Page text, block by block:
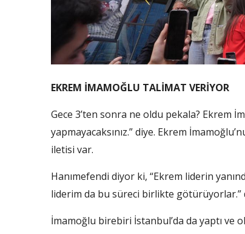
EKREM İMAMOĞLU TALİMAT VERİYOR
Gece 3’ten sonra ne oldu pekala? Ekrem
yapmayacaksınız.” diye. Ekrem
iletisi var.
Hanımefendi diyor ki, “Ekrem liderin
liderim da bu süreci birlikte götürüyorlar.”
İmamoğlu birebiri İstanbul’da da yaptı ve